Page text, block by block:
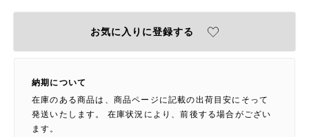
お気に入りに登録する
納期について
在庫のある商品は、商品ページに記載の出荷目安にそって
発送いたします。 在庫状況により、前後する場合がござい
ます。